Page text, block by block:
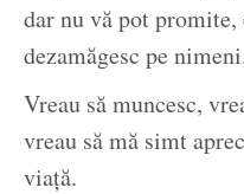
dar nu vă pot
dezamăgesc pe
Vreau să muncesc,
vreau să mă simt
viață.